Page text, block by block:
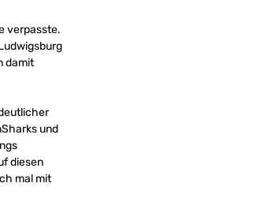
verpasste.
damit
und
diesen
mal mit